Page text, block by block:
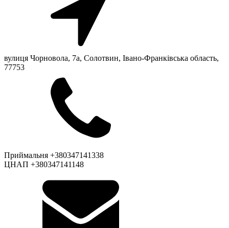
вулиця Чорновола, 7a, Солотвин, Івано-Франківська область,
77753
Приймальня +380347141338
ЦНАП +380347141148